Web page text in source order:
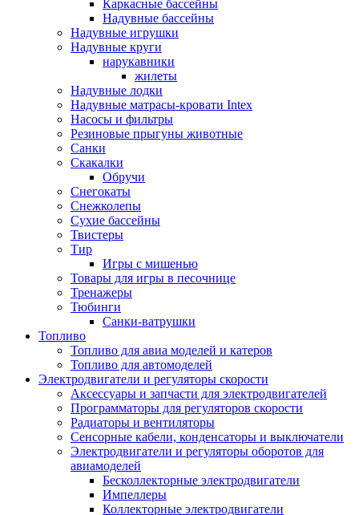
Каркасные бассейны
Надувные бассейны
Надувные игрушки
Надувные круги
нарукавники
жилеты
Надувные лодки
Надувные матрасы-кровати Intex
Насосы и фильтры
Резиновые прыгуны животные
Санки
Скакалки
Обручи
Снегокаты
Снежколепы
Сухие бассейны
Твистеры
Тир
Игры с мишенью
Товары для игры в песочнице
Тренажеры
Тюбинги
Санки-ватрушки
Топливо
Топливо для авиа моделей и катеров
Топливо для автомоделей
Электродвигатели и регуляторы скорости
Аксессуары и запчасти для электродвигателей
Программаторы для регуляторов скорости
Радиаторы и вентиляторы
Сенсорные кабели, конденсаторы и выключатели
Электродвигатели и регуляторы оборотов для
авиамоделей
Бесколлекторные электродвигатели
Импеллеры
Коллекторные электродвигатели